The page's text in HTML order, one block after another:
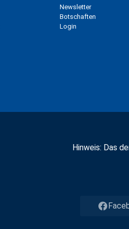
Newsletter
Botschaften
Login
Hinweis: Das